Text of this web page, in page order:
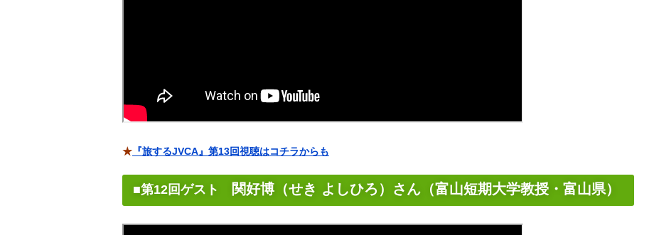
★ 『旅するJVCA』第13回視聴はコチラからも
■第12回ゲスト 関好博（せき よしひろ）さん（富山短期大学教授・富山県）